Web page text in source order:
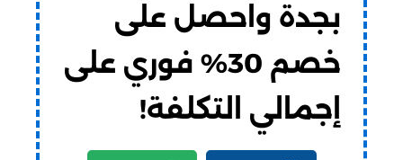
بجدة واحصل على
خصم 30% فوري على
إجمالي التكلفة!